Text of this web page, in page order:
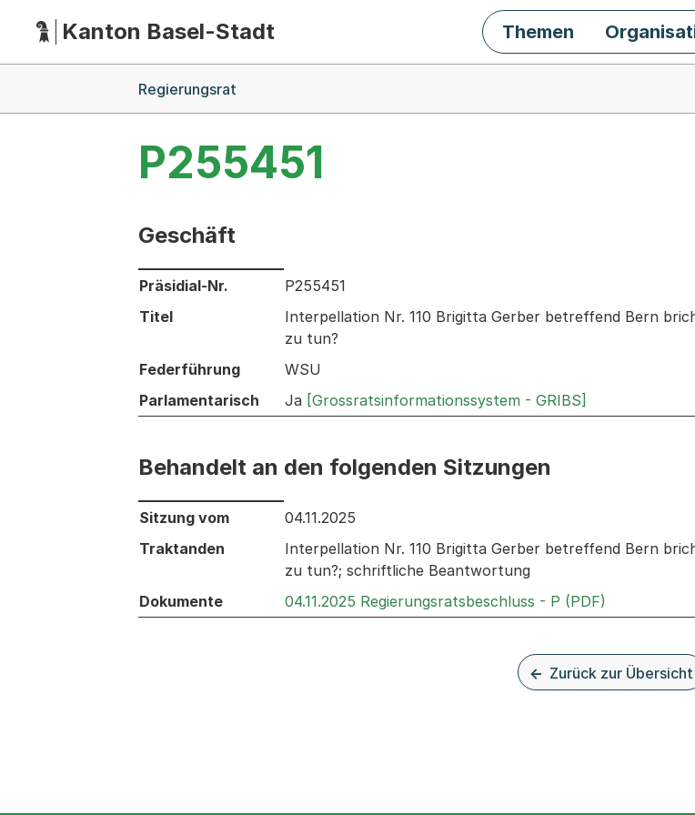
HauptnavigationKanton Basel-Stadt Themen
Regierungsrat
P255451
Geschäft
Informationen zum Ausgewählten Geschäft
Präsidial-Nr.
P255451
Titel
Interpellation Nr. 110 Brigitta Gerber betreffend Bern
zu tun?
Federführung
WSU
Parlamentarisch
Ja [Grossratsinformationssystem - GRIBS]
Behandelt an den folgenden Sitzungen
Behandelt an den folgenden Sitzungen: Informationen zu den Sitzungen zum
Sitzung vom
04.11.2025
Traktanden
Interpellation Nr. 110 Brigitta Gerber betreffend Bern
zu tun?; schriftliche Beantwortung
Dokumente
04.11.2025 Regierungsratsbeschluss - P (PDF)
Zurück zur Übersicht